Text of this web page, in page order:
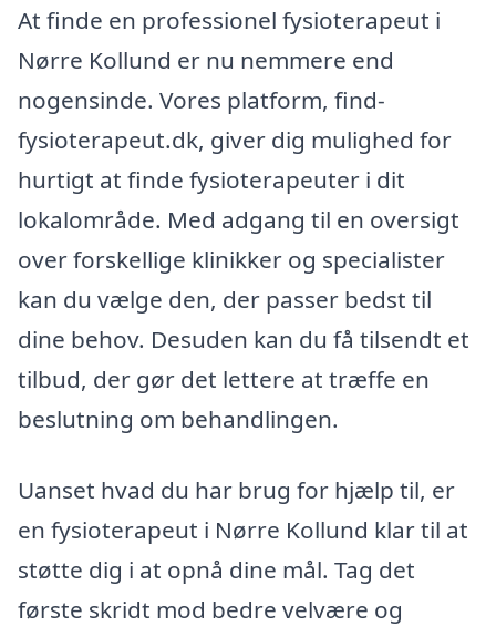
At finde en professionel fysioterapeut i
Nørre Kollund er nu nemmere end
nogensinde. Vores platform, find-
fysioterapeut.dk, giver dig mulighed for
hurtigt at finde fysioterapeuter i dit
lokalområde. Med adgang til en oversigt
over forskellige klinikker og specialister
kan du vælge den, der passer bedst til
dine behov. Desuden kan du få tilsendt et
tilbud, der gør det lettere at træffe en
beslutning om behandlingen.
Uanset hvad du har brug for hjælp til, er
en fysioterapeut i Nørre Kollund klar til at
støtte dig i at opnå dine mål. Tag det
første skridt mod bedre velvære og